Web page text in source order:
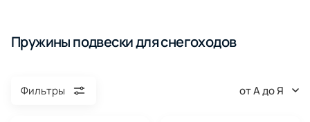
Пружины подвески для снегоходов
Фильтры от А до Я